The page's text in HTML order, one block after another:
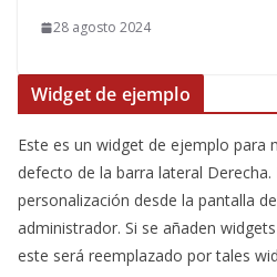
28 agosto 2024
Widget de ejemplo
Este es un widget de ejemplo para
defecto de la barra lateral
personalización desde la pantalla
administrador. Si se añaden
este será reemplazado por tales